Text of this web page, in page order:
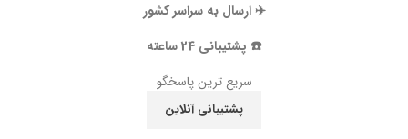
✈️ ارسال به سراسر کشور
☎️ پشتیبانی 24 ساعته
سریع ترین پاسخگو
پشتیبانی آنلاین